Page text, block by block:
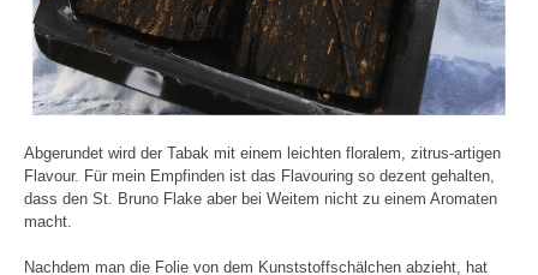
Abgerundet wird der Tabak mit einem leichten floralem, zitrus-artigen
Flavour. Für mein Empfinden ist das Flavouring so dezent gehalten,
dass den St. Bruno Flake aber bei Weitem nicht zu einem Aromaten
macht.
Nachdem man die Folie von dem Kunststoffschälchen abzieht, hat